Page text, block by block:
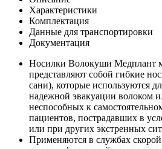
Характеристики
Комплектация
Данные для транспортировки
Документация
Носилки Волокуши Медплант
представляют собой гибкие
сани), которые используются
надежной эвакуации волоком
неспособных к
пациентов, пострадавших в
или при других экстренных
Применяются в службах